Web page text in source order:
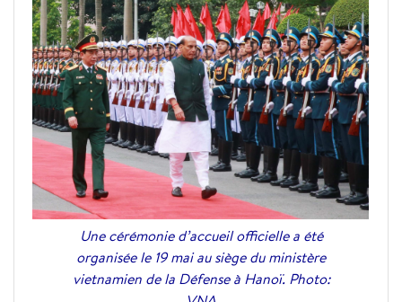
Une cérémonie d’accueil officielle a été
organisée le 19 mai au siège du ministère
vietnamien de la Défense à Hanoï. Photo: